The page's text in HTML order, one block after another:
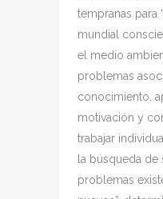
tempranas para
mundial
el medio
problemas
conocimiento,
motivación y
trabajar
la búsqueda
problemas